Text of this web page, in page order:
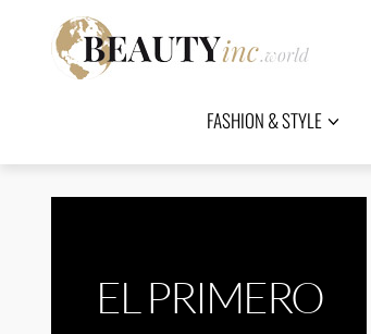
FASHION & STYLE
EL PRIMERO